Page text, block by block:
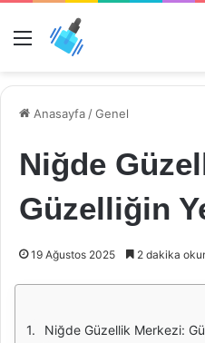
Menü
Anasayfa /Genel
Niğde
Güzelliğin
19 Ağustos 2025 2 dakika
Niğde Güzellik Merkezi: